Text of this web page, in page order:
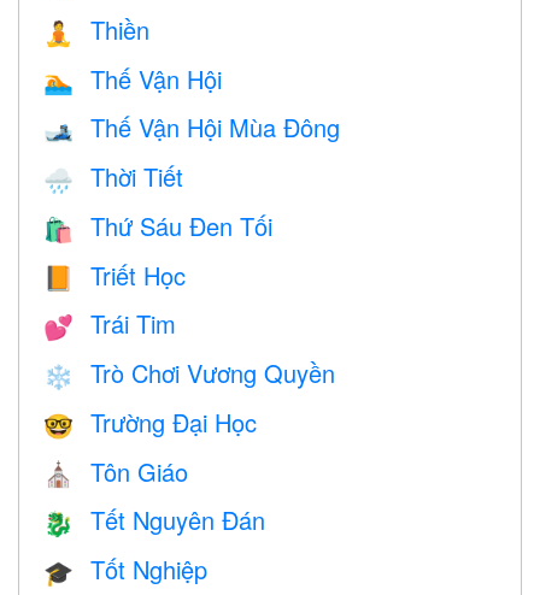
🧘 Thiền
🏊 Thế Vận Hội
🎿 Thế Vận Hội Mùa Đông
🌧 Thời Tiết
🛍 Thứ Sáu Đen Tối
📙 Triết Học
💕 Trái Tim
❄️ Trò Chơi Vương Quyền
🤓 Trường Đại Học
⛪️ Tôn Giáo
🐉 Tết Nguyên Đán
🎓 Tốt Nghiệp